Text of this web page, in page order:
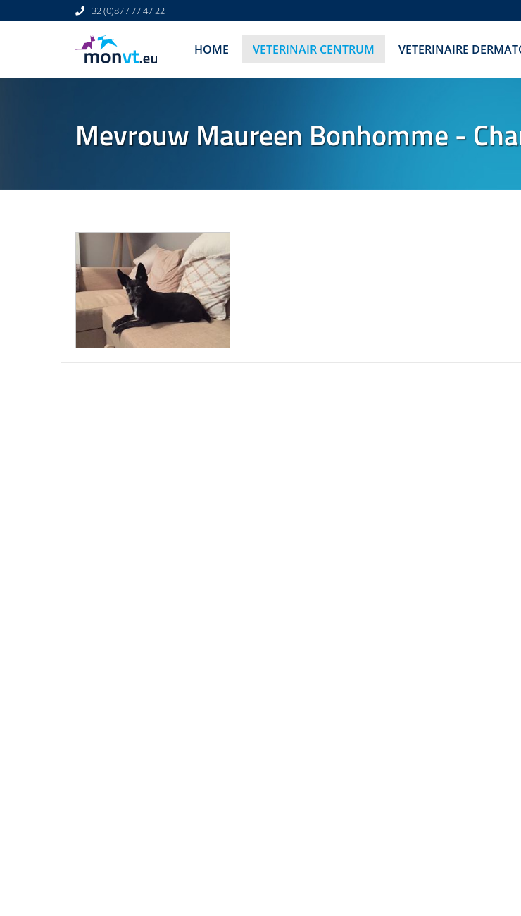
+32 (0)87 / 77 47 22
HOME VETERINAIR CENTRUM VETERINAIRE
Mevrouw Maureen Bonhomme -